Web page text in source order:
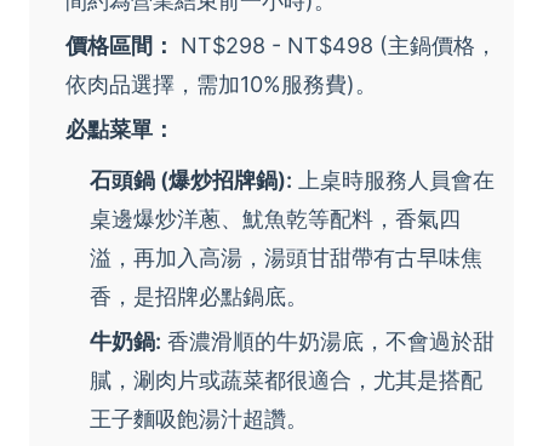
價格區間：
NT$298 - NT$498 (主鍋價格，
依肉品選擇，需加10%服務費)。
必點菜單：
石頭鍋 (爆炒招牌鍋): 上桌時服務人員會在
桌邊爆炒洋蔥、魷魚乾等配料，香氣四
溢，再加入高湯，湯頭甘甜帶有古早味焦
香，是招牌必點鍋底。
牛奶鍋: 香濃滑順的牛奶湯底，不會過於甜
膩，涮肉片或蔬菜都很適合，尤其是搭配
王子麵吸飽湯汁超讚。